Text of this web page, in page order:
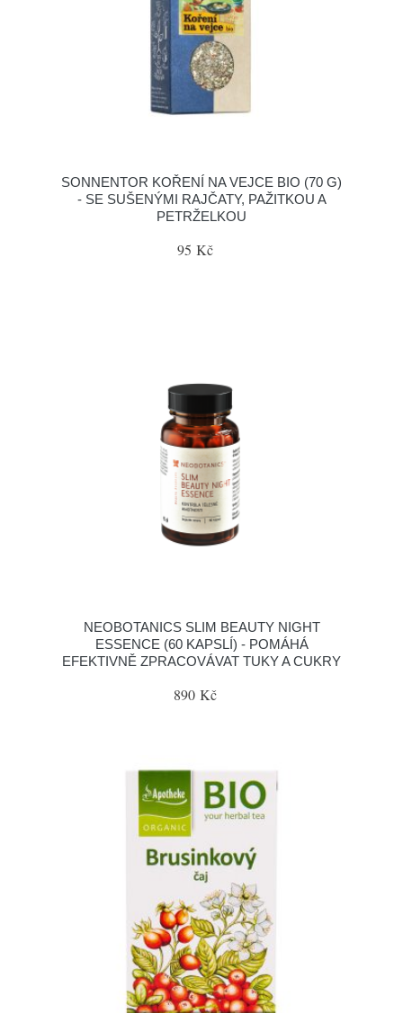
SONNENTOR KOŘENÍ NA VEJCE BIO (70 G)
- SE SUŠENÝMI RAJČATY, PAŽITKOU A
PETRŽELKOU
95 Kč
NEOBOTANICS SLIM BEAUTY NIGHT
ESSENCE (60 KAPSLÍ) - POMÁHÁ
EFEKTIVNĚ ZPRACOVÁVAT TUKY A CUKRY
890 Kč